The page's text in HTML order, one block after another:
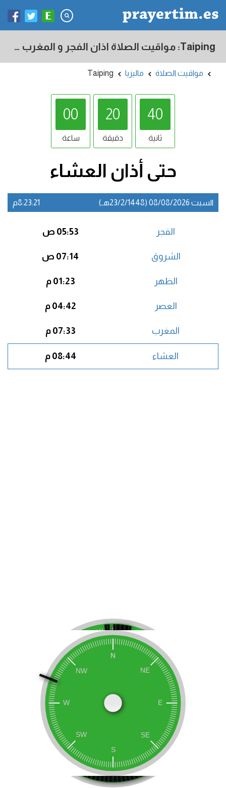
Taiping: مواقيت الصلاة اذان الفجر و المغرب في اليوم - ماليزيا
مواقيت الصلاة ماليزيا Taiping
00
ساعة
20
دقيقة
39
ثانية
حتى أذان العشاء
السبت 08/08/2026 (23/2/1448هـ) 8:23:21م
الفجر 05:53 ص
الشروق 07:14 ص
الظهر 01:23 م
العصر 04:42 م
المغرب 07:33 م
العشاء 08:44 م